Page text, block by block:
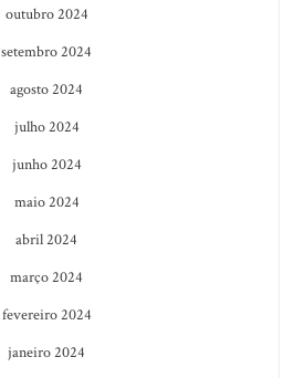
outubro 2024
setembro 2024
agosto 2024
julho 2024
junho 2024
maio 2024
abril 2024
março 2024
fevereiro 2024
janeiro 2024